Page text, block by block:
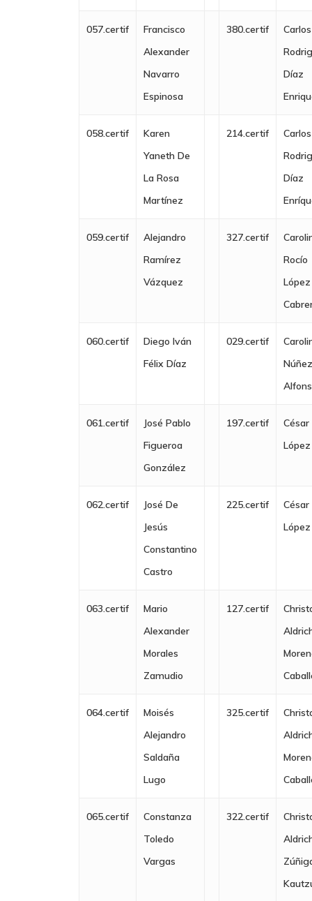
057.certif
Francisco
Alexander
Navarro
Espinosa
380.certif
Carlos
Díaz
058.certif
Karen
Yaneth De
La Rosa
Martínez
214.certif
Carlos
Díaz
059.certif
Alejandro
Ramírez
Vázquez
327.certif
Rocío
López
060.certif
Diego Iván
Félix Díaz
029.certif
061.certif
José Pablo
Figueroa
González
197.certif
César
López
062.certif
José De
Jesús
Constantino
Castro
225.certif
César
López
063.certif
Mario
Alexander
Morales
Zamudio
127.certif
064.certif
Moisés
Alejandro
Saldaña
Lugo
325.certif
065.certif
Constanza
Toledo
Vargas
322.certif